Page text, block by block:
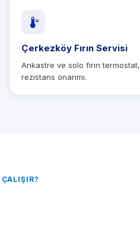
Çerkezköy Fırın Servisi
Ankastre ve solo fırın termostat,
rezistans onarımı.